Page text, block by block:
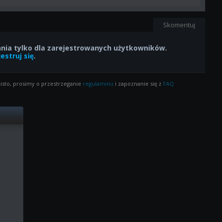
Skomentuj
tylko dla zarejestrowanych użytkowników.
się.
prosimy o przestrzeganie regulaminu i zapoznanie się z FAQ